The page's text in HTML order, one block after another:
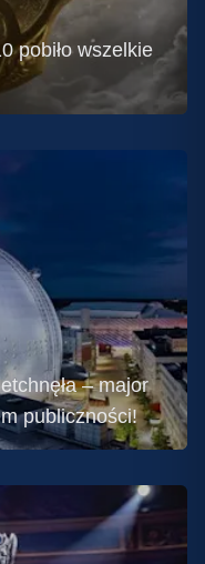
pobiło wszelkie
– major
publiczności!